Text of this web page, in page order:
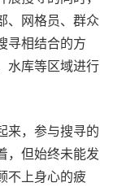
、网格员、群众
寻相结合的方
水库等区域进行
来，参与搜寻的
，但始终未能发
不上身心的疲